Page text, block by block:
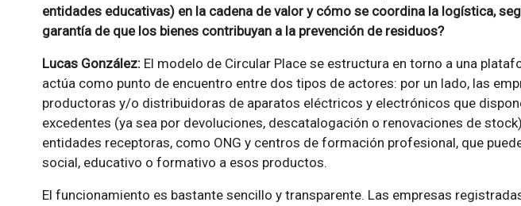
entidades educativas) en la cadena de valor y cómo se coordina la logística,
garantía de que los bienes contribuyan a la prevención de residuos?
Lucas González:El modelo de Circular Place se estructura en torno a una
actúa como punto de encuentro entre dos tipos de actores: por un lado, las
productoras y/o distribuidoras de aparatos eléctricos y electrónicos que
excedentes (ya sea por devoluciones, descatalogación o renovaciones de
entidades receptoras, como ONG y centros de formación profesional, que
social, educativo o formativo a esos productos.
El funcionamiento es bastante sencillo y transparente. Las empresas